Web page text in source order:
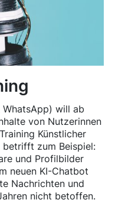
will ab
von Nutzerinnen
Künstlicher
betrifft zum Beispiel:
und Profilbilder
neuen KI-Chatbot
Nachrichten und
nicht betoffen.